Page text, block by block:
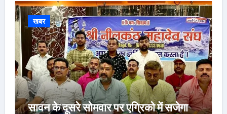
खबर
सावन के दूसरे सोमवार पर एग्रिको में सजेगा